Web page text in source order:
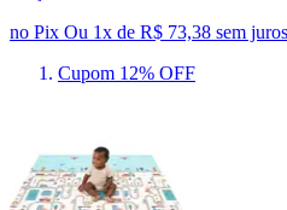
no Pix Ou 1x de R$ 73,38 sem juros
Cupom 12% OFF